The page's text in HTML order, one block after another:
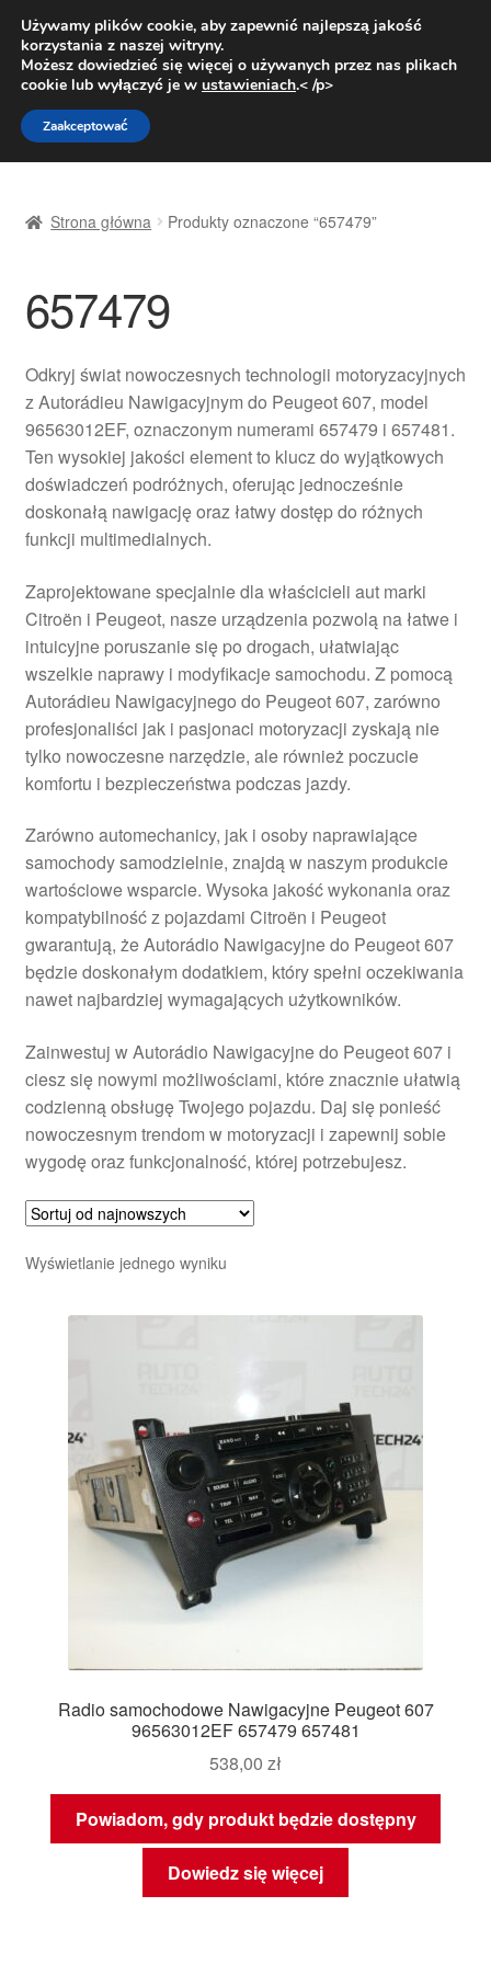
DOSTAWA od 31 zł
Pn.-pt. 9:00-16:00800 003 167
Przejdź
do
nawigacji
Przejdź
do
treści
Dostawa
Dostawa na cały świat
Moje konto
O nas
Płatności
Polityka prywatności
Procedura reklamacyjna
Skarga
Wózek
Zasady i warunki
Strona główna Produkty oznaczone “657479”
657479
Odkryj świat nowoczesnych technologii motoryzacyjnych
z Autorádieu Nawigacyjnym do Peugeot 607, model
96563012EF, oznaczonym numerami 657479 i 657481.
Ten wysokiej jakości element to klucz do wyjątkowych
doświadczeń podróżnych, oferując jednocześnie
doskonałą nawigację oraz łatwy dostęp do różnych
funkcji multimedialnych.
Zaprojektowane specjalnie dla właścicieli aut marki
Citroën i Peugeot, nasze urządzenia pozwolą na łatwe i
intuicyjne poruszanie się po drogach, ułatwiając
wszelkie naprawy i modyfikacje samochodu. Z pomocą
Autorádieu Nawigacyjnego do Peugeot 607, zarówno
profesjonaliści jak i pasjonaci motoryzacji zyskają nie
tylko nowoczesne narzędzie, ale również poczucie
komfortu i bezpieczeństwa podczas jazdy.
Zarówno automechanicy, jak i osoby naprawiające
samochody samodzielnie, znajdą w naszym produkcie
wartościowe wsparcie. Wysoka jakość wykonania oraz
kompatybilność z pojazdami Citroën i Peugeot
gwarantują, że Autorádio Nawigacyjne do Peugeot 607
będzie doskonałym dodatkiem, który spełni oczekiwania
nawet najbardziej wymagających użytkowników.
Zainwestuj w Autorádio Nawigacyjne do Peugeot 607 i
ciesz się nowymi możliwościami, które znacznie ułatwią
codzienną obsługę Twojego pojazdu. Daj się ponieść
nowoczesnym trendom w motoryzacji i zapewnij sobie
wygodę oraz funkcjonalność, której potrzebujesz.
Wyświetlanie jednego wyniku
Radio samochodowe Nawigacyjne Peugeot 607
96563012EF 657479 657481
538,00 zł
Powiadom, gdy produkt będzie dostępny
Dowiedz się więcej
Używamy plików cookie, aby zapewnić najlepszą jakość
korzystania z naszej witryny.
Możesz dowiedzieć się więcej o używanych przez nas plikach
cookie lub wyłączyć je w ustawieniach.< /p>
Zaakceptować